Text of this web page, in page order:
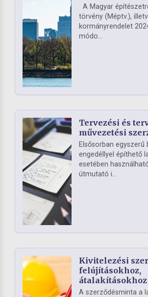
A Magyar
törvény (Méptv.),
kormányrendelet
módo...
Tervezési és
művezetési
Elsősorban egyszerű
engedéllyel építhető
esetében
útmutató i...
Kivitelezési
felújításokhoz,
átalakításokhoz
A szerződésminta a